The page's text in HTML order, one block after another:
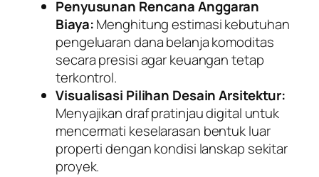
Penyusunan Rencana Anggaran
Biaya:Menghitung estimasi kebutuhan
pengeluaran dana belanja komoditas
secara presisi agar keuangan tetap
terkontrol.
Visualisasi Pilihan Desain Arsitektur:
Menyajikan draf pratinjau digital untuk
mencermati keselarasan bentuk luar
properti dengan kondisi lanskap sekitar
proyek.